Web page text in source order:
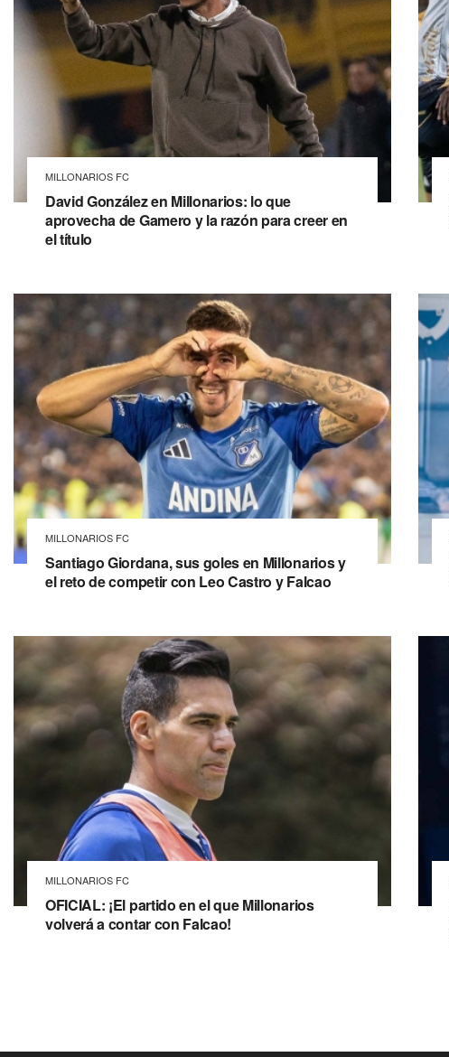
MILLONARIOS FC
David González en Millonarios: lo que
aprovecha de Gamero y la razón para creer en
el título
MILLONARIOS FC
Santiago Giordana, sus goles en Millonarios y
el reto de competir con Leo Castro y Falcao
MILLONARIOS FC
OFICIAL: ¡El partido en el que Millonarios
volverá a contar con Falcao!